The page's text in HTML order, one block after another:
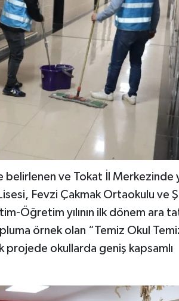
ve Tokat İl Merkezinde
Fevzi Çakmak Ortaokulu ve
Öğretim yılının ilk dönem ara
örnek olan “Temiz Okul
okullarda geniş kapsamlı